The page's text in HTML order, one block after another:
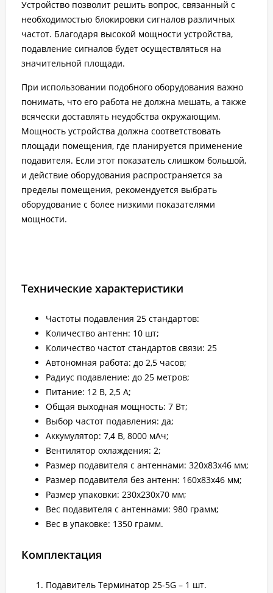
Устройство позволит решить вопрос, связанный с
необходимостью блокировки сигналов различных
частот. Благодаря высокой мощности устройства,
подавление сигналов будет осуществляться на
значительной площади.
При использовании подобного оборудования важно
понимать, что его работа не должна мешать, а также
всячески доставлять неудобства окружающим.
Мощность устройства должна соответствовать
площади помещения, где планируется применение
подавителя. Если этот показатель слишком большой,
и действие оборудования распространяется за
пределы помещения, рекомендуется выбрать
оборудование с более низкими показателями
мощности.
Технические характеристики
Частоты подавления 25 стандартов:
Количество антенн: 10 шт;
Количество частот стандартов связи: 25
Автономная работа: до 2,5 часов;
Радиус подавление: до 25 метров;
Питание: 12 В, 2,5 А;
Общая выходная мощность: 7 Вт;
Выбор частот подавления: да;
Аккумулятор: 7,4 В, 8000 мАч;
Вентилятор охлаждения: 2;
Размер подавителя с антеннами: 320x83x46 мм;
Размер подавителя без антенн: 160x83x46 мм;
Размер упаковки: 230x230x70 мм;
Вес подавителя с антеннами: 980 грамм;
Вес в упаковке: 1350 грамм.
Комплектация
Подавитель Терминатор 25-5G – 1 шт.